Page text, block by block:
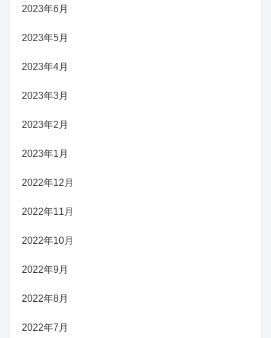
2023年6月
2023年5月
2023年4月
2023年3月
2023年2月
2023年1月
2022年12月
2022年11月
2022年10月
2022年9月
2022年8月
2022年7月